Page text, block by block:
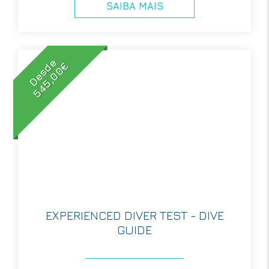
SAIBA MAIS
Desde
545,00€
EXPERIENCED DIVER TEST - DIVE
GUIDE